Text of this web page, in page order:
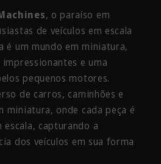
, o paraíso em
de veículos em escala
é um mundo em miniatura,
e uma
pequenos motores.
de carros, caminhões e
miniatura, onde cada peça é
capturando a
dos veículos em sua forma